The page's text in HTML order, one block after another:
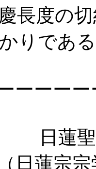
長度の
りであ
ーーー
日蓮聖
日蓮宗